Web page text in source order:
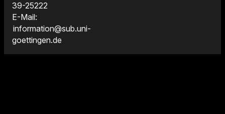
39-25222
E-Mail:
information@sub.uni-
goettingen.de